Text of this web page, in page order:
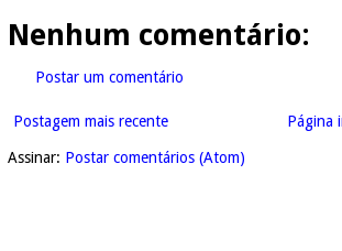
Nenhum comentário:
Postar um comentário
Postagem mais recente Página
Assinar: Postar comentários (Atom)